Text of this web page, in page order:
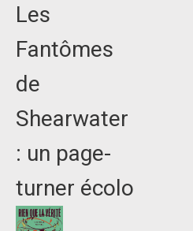
Les
Fantômes
de
Shearwater
: un page-
turner écolo